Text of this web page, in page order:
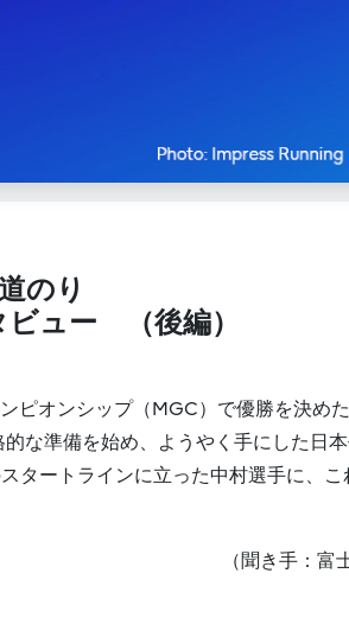
のり
ュー （後編）
ピオンシップ（MGC）で優勝を決め
な準備を始め、ようやく手にした日
タートラインに立った中村選手に、
（聞き手：富